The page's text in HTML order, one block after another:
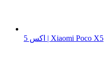
اكس 5 | Xiaomi Poco X5